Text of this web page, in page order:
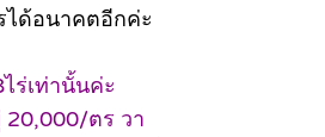
ได้อนาคตอีกค่ะ
ร่เท่านั้นค่ะ
ตร วา